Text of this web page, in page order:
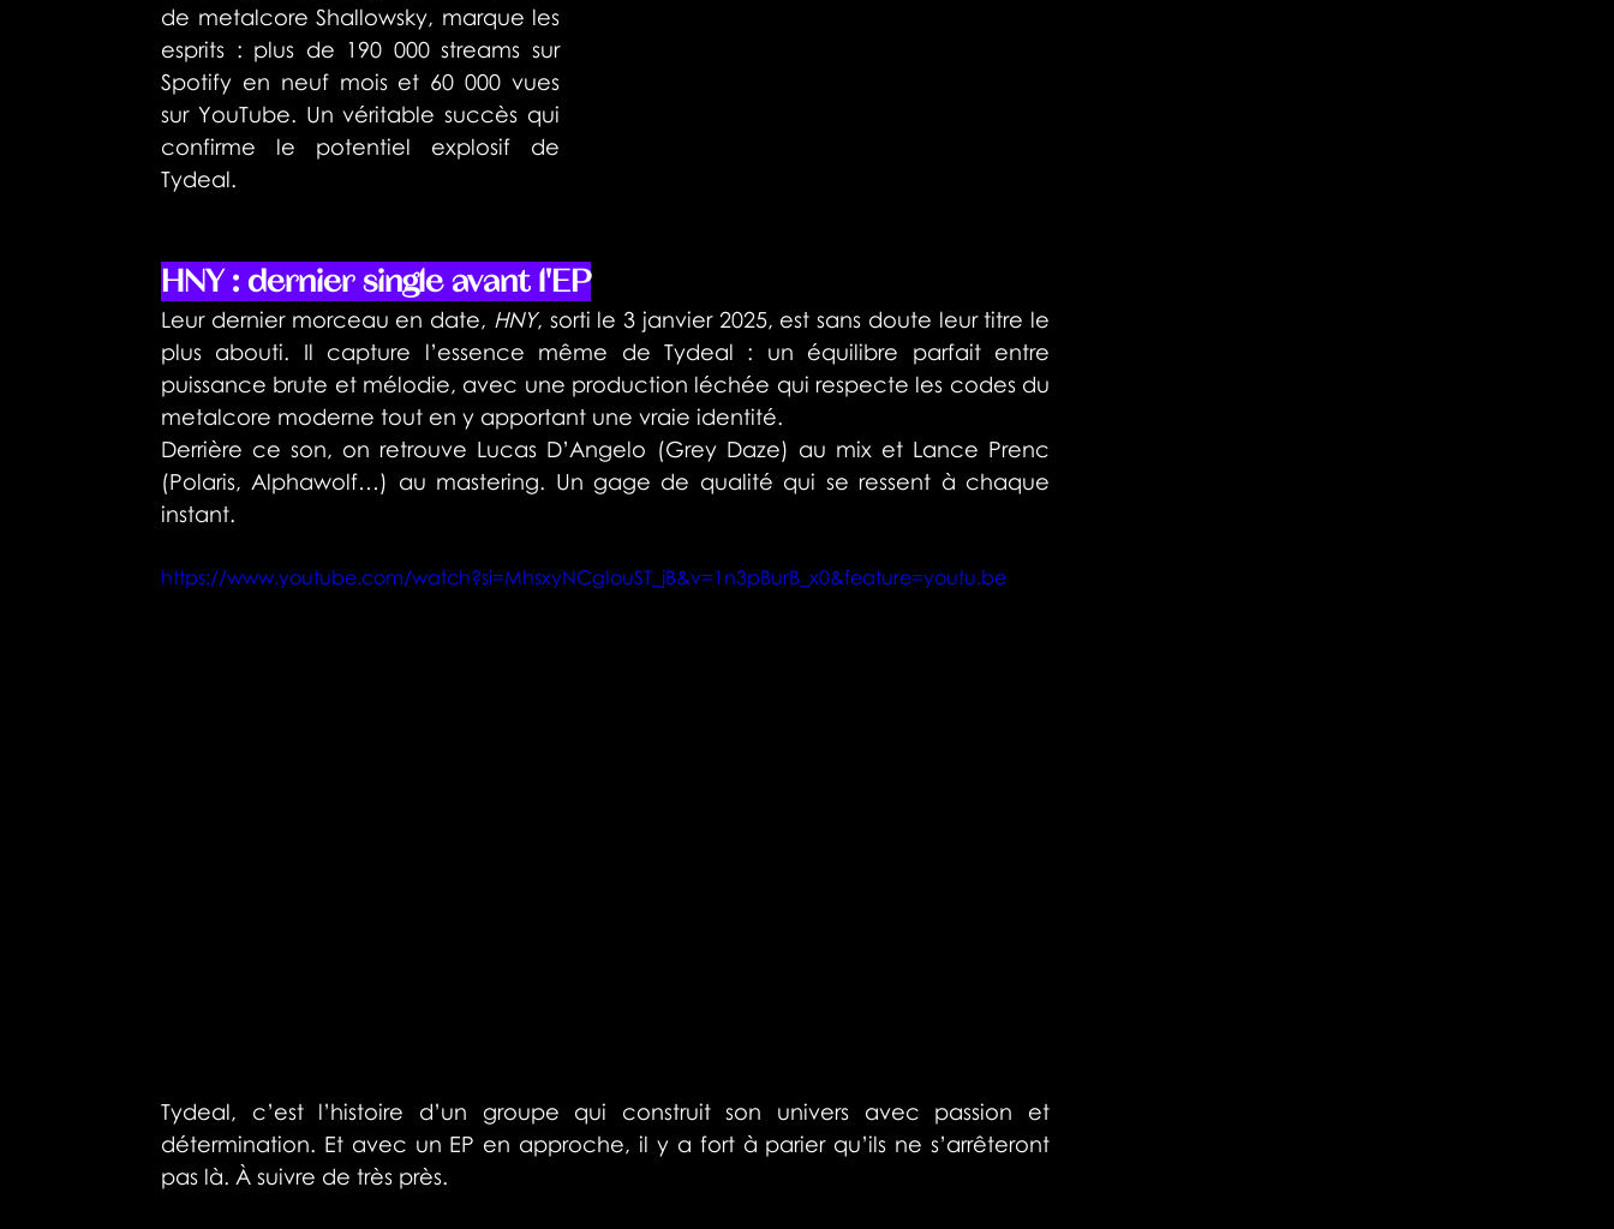
de metalcore Shallowsky, marque les
esprits : plus de 190 000 streams sur
Spotify en neuf mois et 60 000 vues
sur YouTube. Un véritable succès qui
confirme le potentiel explosif de
Tydeal.
HNY : dernier single avant l'EP
Leur dernier morceau en date, HNY, sorti le 3 janvier 2025, est sans doute leur titre le
plus abouti. Il capture l’essence même de Tydeal : un équilibre parfait entre
puissance brute et mélodie, avec une production léchée qui respecte les codes du
metalcore moderne tout en y apportant une vraie identité.
Derrière ce son, on retrouve Lucas D’Angelo (Grey Daze) au mix et Lance Prenc
(Polaris, Alphawolf…) au mastering. Un gage de qualité qui se ressent à chaque
instant.
https://www.youtube.com/watch?si=MhsxyNCgIouST_jB&v=1n3pBurB_x0&feature=youtu.be
Tydeal, c’est l’histoire d’un groupe qui construit son univers avec passion et
détermination. Et avec un EP en approche, il y a fort à parier qu’ils ne s’arrêteront
pas là. À suivre de très près.